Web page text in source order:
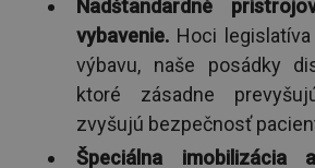
Nadštandardné
vybavenie. Hoci
výbavu, naše posádky
ktoré zásadne
zvyšujú bezpečnosť
Špeciálna imobilizácia